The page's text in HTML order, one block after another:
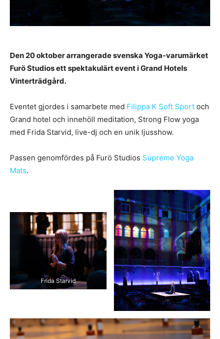
Den 20 oktober arrangerade svenska Yoga-varumärket
Furö Studios ett spektakulärt event i Grand Hotels
Vinterträdgård.
Eventet gjordes i samarbete med Filippa K Soft Sport och
Grand hotel och innehöll meditation, Strong Flow yoga
med Frida Starvid, live-dj och en unik ljusshow.
Passen genomfördes på Furö Studios Supreme Yoga
Mats.
Frida Starvid